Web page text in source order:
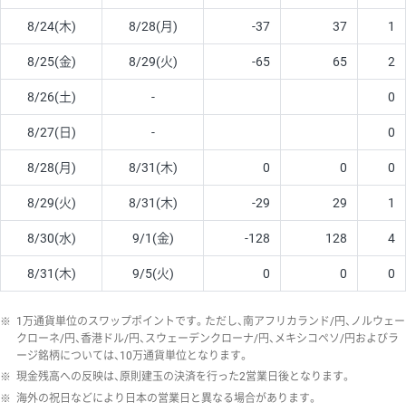
8/24(木) 8/28(月) -37 37 1
8/25(金) 8/29(火) -65 65 2
8/26(土) - 0
8/27(日) - 0
8/28(月) 8/31(木) 0 0 0
8/29(火) 8/31(木) -29 29 1
8/30(水) 9/1(金) -128 128 4
8/31(木) 9/5(火) 0 0 0
※ 1万通貨単位のスワップポイントです。ただし、南アフリカランド/円、ノルウェー
クローネ/円、香港ドル/円、スウェーデンクローナ/円、メキシコペソ/円およびラ
ージ銘柄については、10万通貨単位となります。
※ 現金残高への反映は、原則建玉の決済を行った2営業日後となります。
※ 海外の祝日などにより日本の営業日と異なる場合があります。